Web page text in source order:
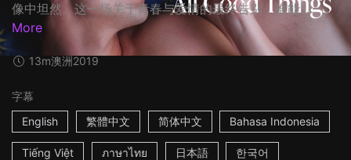
像中坦然。这一场关于青春与爱情的最终告别，谁能...
More
13m澳洲2019
字幕
English
繁體中文 简体中文 Bahasa Indonesia
Tiếng Việt ภาษาไทย 日本語 한국어